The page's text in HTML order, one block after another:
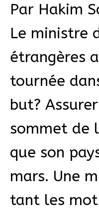
Par Hakim
Le ministre
étrangères
tournée
but?
sommet de
que son
mars. Une
tant les